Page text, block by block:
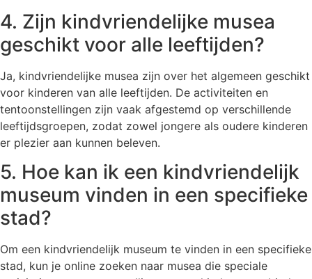
4. Zijn kindvriendelijke musea
geschikt voor alle leeftijden?
Ja, kindvriendelijke musea zijn over het algemeen geschikt
voor kinderen van alle leeftijden. De activiteiten en
tentoonstellingen zijn vaak afgestemd op verschillende
leeftijdsgroepen, zodat zowel jongere als oudere kinderen
er plezier aan kunnen beleven.
5. Hoe kan ik een kindvriendelijk
museum vinden in een specifieke
stad?
Om een kindvriendelijk museum te vinden in een specifieke
stad, kun je online zoeken naar musea die speciale